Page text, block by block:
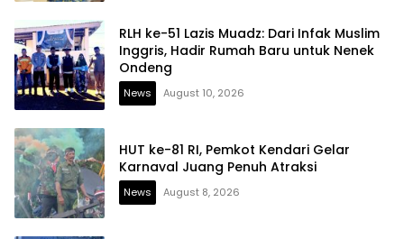
RLH ke-51 Lazis Muadz: Dari Infak Muslim
Inggris, Hadir Rumah Baru untuk Nenek
Ondeng
News August 10, 2026
HUT ke-81 RI, Pemkot Kendari Gelar
Karnaval Juang Penuh Atraksi
News August 8, 2026